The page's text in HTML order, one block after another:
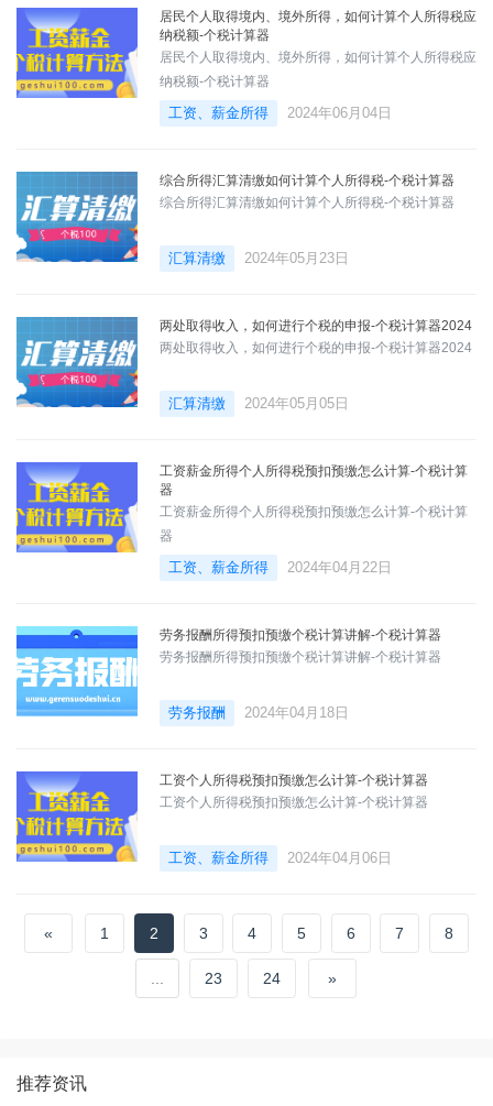
居民个人取得境内、境外所得，如何计算个人所得税应
纳税额-个税计算器
居民个人取得境内、境外所得，如何计算个人所得税应
纳税额-个税计算器
工资、薪金所得 2024年06月04日
综合所得汇算清缴如何计算个人所得税-个税计算器
综合所得汇算清缴如何计算个人所得税-个税计算器
汇算清缴 2024年05月23日
两处取得收入，如何进行个税的申报-个税计算器2024
两处取得收入，如何进行个税的申报-个税计算器2024
汇算清缴 2024年05月05日
工资薪金所得个人所得税预扣预缴怎么计算-个税计算
器
工资薪金所得个人所得税预扣预缴怎么计算-个税计算
器
工资、薪金所得 2024年04月22日
劳务报酬所得预扣预缴个税计算讲解-个税计算器
劳务报酬所得预扣预缴个税计算讲解-个税计算器
劳务报酬 2024年04月18日
工资个人所得税预扣预缴怎么计算-个税计算器
工资个人所得税预扣预缴怎么计算-个税计算器
工资、薪金所得 2024年04月06日
« 1 2 3 4 5 6 7 8
23 24 »
推荐资讯